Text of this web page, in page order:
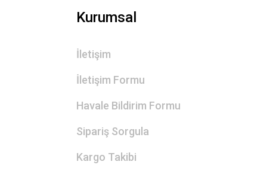
Kurumsal
İletişim
İletişim Formu
Havale Bildirim Formu
Sipariş Sorgula
Kargo Takibi